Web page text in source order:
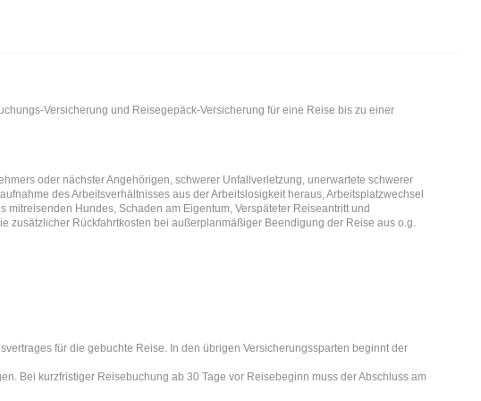
Versicherung und Reisegepäck-Versicherung für eine Reise bis zu einer
oder nächster Angehörigen, schwerer Unfallverletzung, unerwartete schwerer
des Arbeitsverhältnisses aus der Arbeitslosigkeit heraus, Arbeitsplatzwechsel
Hundes, Schaden am Eigentum, Verspäteter Reiseantritt und
zusätzlicher Rückfahrtkosten bei außerplanmäßiger Beendigung der Reise aus o.g.
für die gebuchte Reise. In den übrigen Versicherungssparten beginnt der
Bei kurzfristiger Reisebuchung ab 30 Tage vor Reisebeginn muss der Abschluss am